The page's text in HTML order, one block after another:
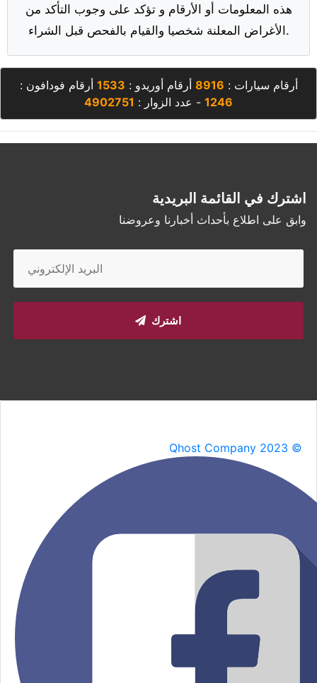
هذه المعلومات أو الأرقام و تؤكد على وجوب التأكد من
الأغراض المعلنة شخصيا والقيام بالفحص قبل الشراء.
أرقام سيارات : 8916 أرقام أوريدو : 1533 أرقام فودافون :
1246 - عدد الزوار : 4902751
اشترك في القائمة البريدية
وابق على اطلاع بأحداث أخبارنا وعروضنا
اشترك
Qhost Company 2023 ©